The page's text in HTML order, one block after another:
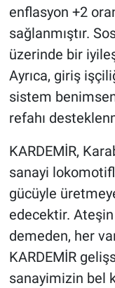
enflasyon +2
sağlanmıştır.
üzerinde bir
Ayrıca, giriş
sistem
refahı
KARDEMİR,
sanayi
gücüyle
edecektir. Ateşin
demeden, her
KARDEMİR
sanayimizin bel